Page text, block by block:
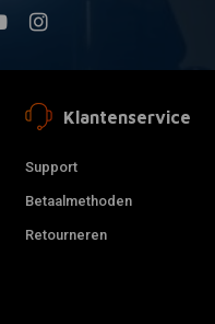
Klantenservice
Support
Betaalmethoden
Retourneren